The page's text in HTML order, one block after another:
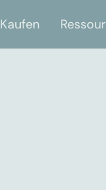
Kaufen